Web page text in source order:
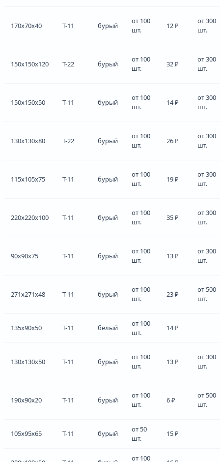
170x70x40 Т-11 бурый
от 100
шт.
12 ₽
от 300
шт.
150x150x120 Т-22 бурый
от 100
шт.
32 ₽
от 300
шт.
150x150x50 Т-11 бурый
от 100
шт.
14 ₽
от 300
шт.
130x130x80 Т-22 бурый
от 100
шт.
26 ₽
от 300
шт.
115x105x75 Т-11 бурый
от 100
шт.
19 ₽
от 300
шт.
220x220x100 Т-11 бурый
от 100
шт.
35 ₽
от 300
шт.
90x90x75 Т-11 бурый
от 100
шт.
13 ₽
от 300
шт.
271x271x48 Т-11 бурый
от 100
шт.
23 ₽
от 500
шт.
135x90x50 Т-11 белый
от 100
шт.
14 ₽
130x130x50 Т-11 бурый
от 100
шт.
13 ₽
от 300
шт.
190x90x20 Т-11 бурый
от 100
шт.
6 ₽
от 500
шт.
105x95x65 Т-11 бурый
от 50
шт.
15 ₽
от 100